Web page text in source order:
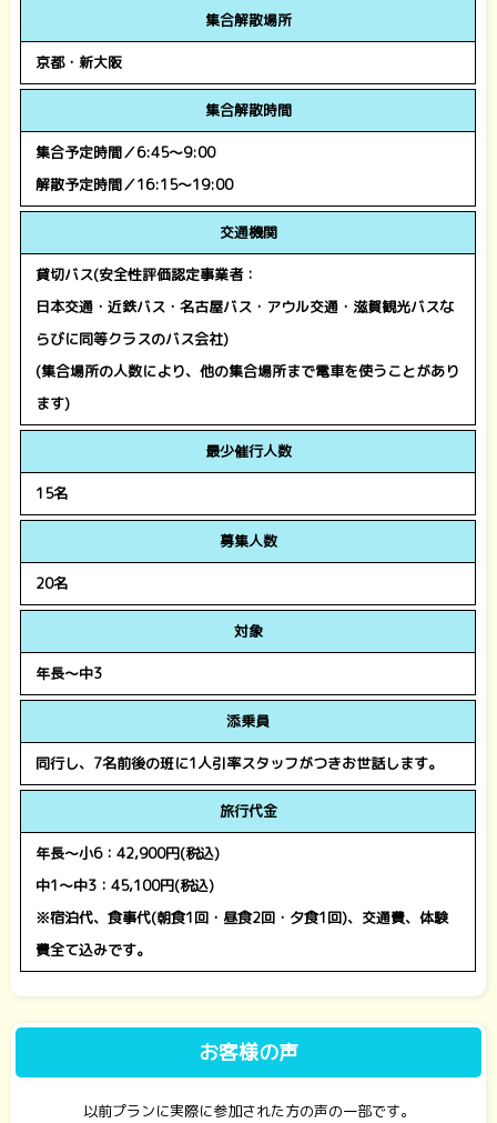
集合解散場所
京都・新大阪
集合解散時間
集合予定時間／6:45～9:00
解散予定時間／16:15～19:00
交通機関
貸切バス(安全性評価認定事業者：
日本交通・近鉄バス・名古屋バス・アウル交通・滋賀観光バスな
らびに同等クラスのバス会社)
(集合場所の人数により、他の集合場所まで電車を使うことがあり
ます)
最少催行人数
15名
募集人数
20名
対象
年長～中3
添乗員
同行し、7名前後の班に1人引率スタッフがつきお世話します。
旅行代金
年長～小6：42,900円(税込)
中1～中3：45,100円(税込)
※宿泊代、食事代(朝食1回・昼食2回・夕食1回)、交通費、体験
費全て込みです。
お客様の声
以前プランに実際に参加された方の声の一部です。